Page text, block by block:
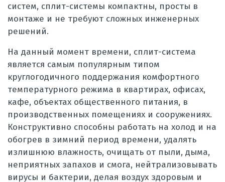
систем, сплит-системы компактны, просты в
монтаже и не требуют сложных инженерных
решений.
На данный момент времени, сплит-система
является самым популярным типом
круглогодичного поддержания комфортного
температурного режима в квартирах, офисах,
кафе, объектах общественного питания, в
производственных помещениях и сооружениях.
Конструктивно способны работать на холод и на
обогрев в зимний период времени, удалять
излишнюю влажность, очищать от пыли, дыма,
неприятных запахов и смога, нейтрализовывать
вирусы и бактерии, делая воздух здоровым и